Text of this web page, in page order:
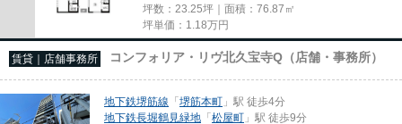
坪数：23.25坪｜面積：76.87㎡
坪単価： 1.18万円
賃貸｜店舗事務所 コンフォリア・リヴ北久宝寺Q（店舗・事務所）
地下鉄堺筋線 「堺筋本町 」駅 徒歩4分
地下鉄長堀鶴見緑地 「松屋町 」駅 徒歩9分